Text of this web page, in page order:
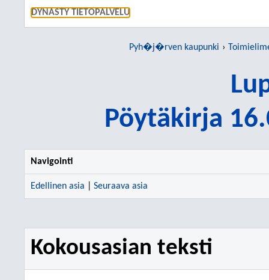
DYNASTY TIETOPALVELU
Pyh�j�rven kaupunki
Pöytäkirja
Navigointi
Edellinen asia Seuraava asia
Kokousasian teksti